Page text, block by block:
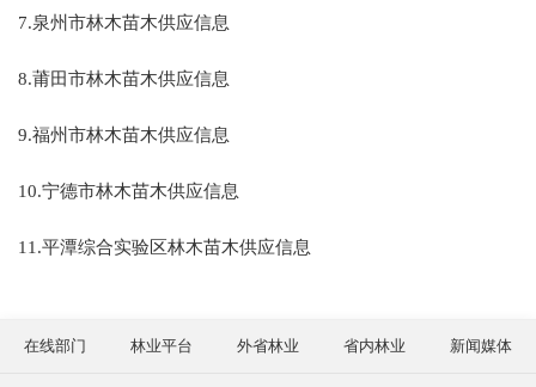
7.泉州市林木苗木供应信息
8.莆田市林木苗木供应信息
9.福州市林木苗木供应信息
10.宁德市林木苗木供应信息
11 .平潭综合实验区林木苗木供应信息
在线部门 林业平台 外省林业 省内林业 新闻媒体